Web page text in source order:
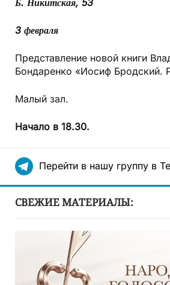
Б. Никитская, 53
3 февраля
Представление новой книги
Бондаренко «Иосиф Бродский.
Малый зал.
Начало в 18.30.
Перейти в нашу группу в
СВЕЖИЕ МАТЕРИАЛЫ: